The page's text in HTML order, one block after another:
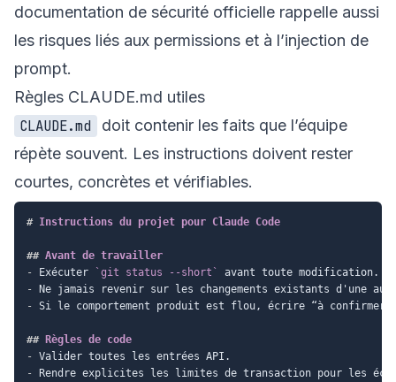
documentation de sécurité officielle rappelle aussi
les risques liés aux permissions et à l’injection de
prompt.
Règles CLAUDE.md utiles
CLAUDE.md
doit contenir les faits que l’équipe
répète souvent. Les instructions doivent rester
courtes, concrètes et vérifiables.
# Instructions du projet pour Claude Code
## Avant de travailler
- Exécuter `git status --short`
-
- Si le comportement produit est flou, écrire “à confirmer”
## Règles de code
-
-